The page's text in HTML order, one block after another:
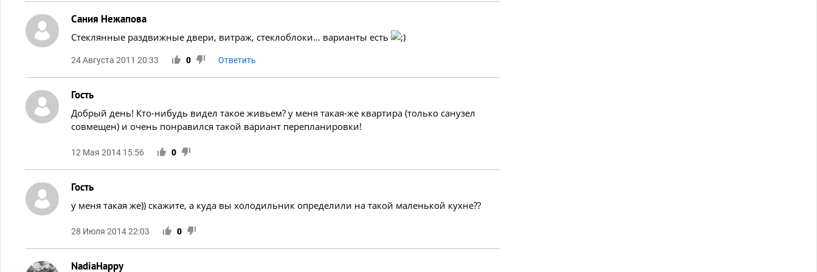
Сания Нежапова
Стеклянные раздвижные двери, витраж, стеклоблоки… варианты есть
24 Августа 2011 20:33 0 Ответить
Гость
Добрый день! Кто-нибудь видел такое живьем? у меня такая-же квартира (только санузел
совмещен) и очень понравился такой вариант перепланировки!
12 Мая 2014 15:56 0
Гость
у меня такая же)) скажите, а куда вы холодильник определили на такой маленькой кухне??
28 Июля 2014 22:03 0
NadiaHappy